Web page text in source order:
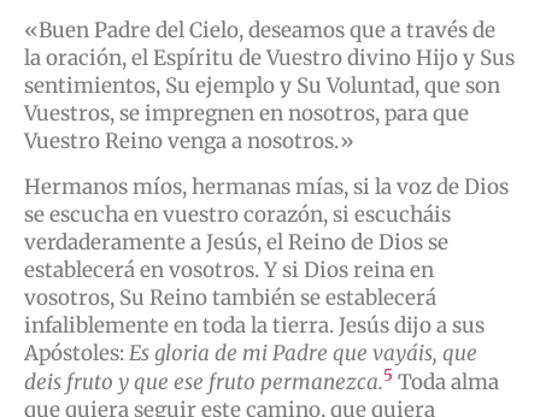
«Buen Padre del Cielo, deseamos que a través de
la oración, el Espíritu de Vuestro divino Hijo y Sus
sentimientos, Su ejemplo y Su Voluntad, que son
Vuestros, se impregnen en nosotros, para que
Vuestro Reino venga a nosotros.»
Hermanos míos, hermanas mías, si la voz de Dios
se escucha en vuestro corazón, si escucháis
verdaderamente a Jesús, el Reino de Dios se
establecerá en vosotros. Y si Dios reina en
vosotros, Su Reino también se establecerá
infaliblemente en toda la tierra. Jesús dijo a sus
Apóstoles:Es gloria de mi Padre que vayáis, que
deis fruto y que ese fruto permanezca.5 Toda alma
que quiera seguir este camino, que quiera